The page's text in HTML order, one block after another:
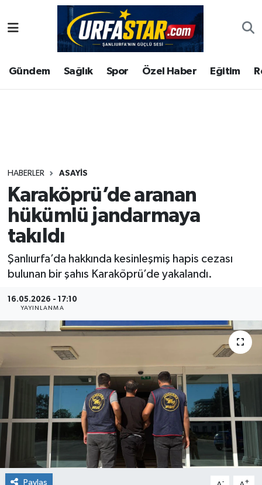
Gündem Sağlık Spor Özel Haber Eğitim
HABERLER ASAYİS
Karaköprü’de aranan
hükümlü jandarmaya
takıldı
Şanlıurfa’da hakkında kesinleşmiş hapis cezası
bulunan bir şahıs Karaköprü’de yakalandı.
16.05.2026 - 17:10
YAYINLANMA
Paylaş - +
ASAYİS
ÇEVRE
Gündem
Kültür
Magazin
Şanlıurfa Nöbetçi Eczaneler
Şanlıurfa Hava Durumu
Tüm Manşetler
Son Dakika Haberleri
Haber Arşivi